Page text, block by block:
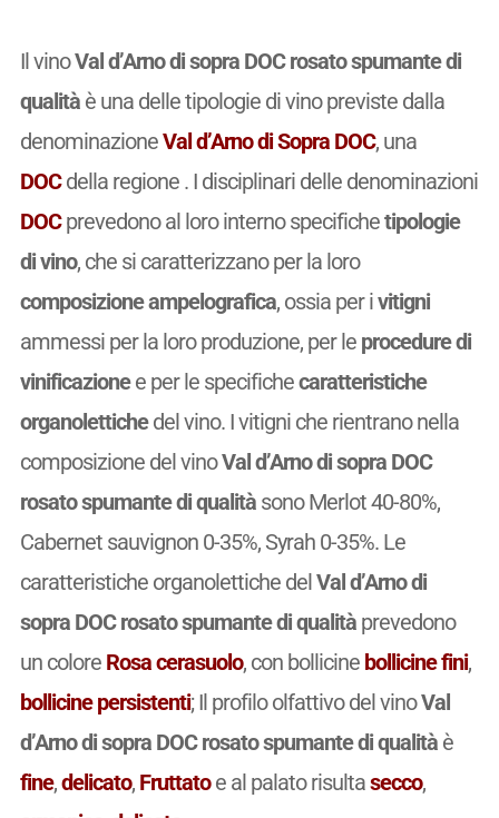
Il vinoVal d’Arno di sopra DOC rosato spumante di
qualitàè una delle tipologie di vino previste dalla
denominazioneVal d’Arno di Sopra DOC, una
DOCdella regione . I disciplinari delle denominazioni
DOCprevedono al loro interno specifichetipologie
di vino, che si caratterizzano per la loro
composizione ampelografica, ossia per ivitigni
ammessi per la loro produzione, per le procedure di
vinificazionee per le specifichecaratteristiche
organolettichedel vino. I vitigni che rientrano nella
composizione del vinoVal d’Arno di sopra DOC
rosato spumante di qualitàsono Merlot 40-80%,
Cabernet sauvignon 0-35%, Syrah 0-35%. Le
caratteristiche organolettiche delVal d’Arno di
sopra DOC rosato spumante di qualitàprevedono
un colore Rosa cerasuolo, con bollicine bollicine fini,
bollicine persistenti; Il profilo olfattivo del vinoVal
d’Arno di sopra DOC rosato spumante di qualitàè
fine,delicato, Fruttatoe al palato risultasecco,